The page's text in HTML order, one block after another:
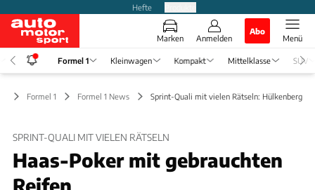
Hefte
Marken Anmelden
Abo
Menü
Formel 1 Kleinwagen Kompakt Mittelklasse SUV
Formel 1 Formel 1 News Sprint-Quali mit vielen Rätseln: Hülkenberg-
SPRINT-QUALI MIT VIELEN RÄTSELN
Haas-Poker mit gebrauchten
Reifen